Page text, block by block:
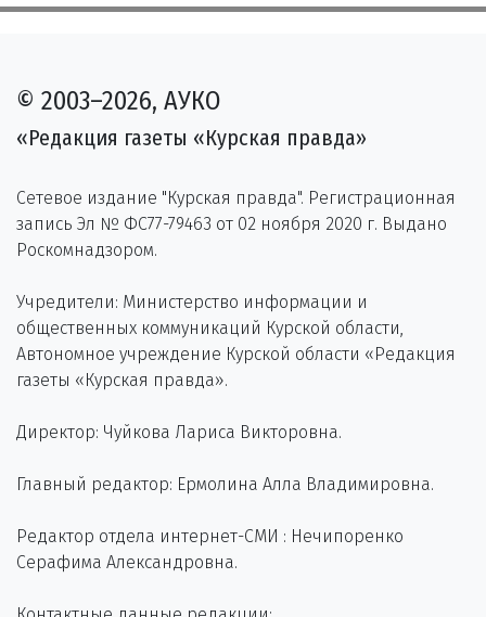
© 2003–2026, АУКО
«Редакция газеты «Курская правда»
Сетевое издание "Курская правда". Регистрационная
запись Эл № ФС77-79463 от 02 ноября 2020 г. Выдано
Роскомнадзором.
Учредители: Министерство информации и
общественных коммуникаций Курской области,
Автономное учреждение Курской области «Редакция
газеты «Курская правда».
Директор: Чуйкова Лариса Викторовна.
Главный редактор: Ермолина Алла Владимировна.
Редактор отдела интернет-СМИ : Нечипоренко
Серафима Александровна.